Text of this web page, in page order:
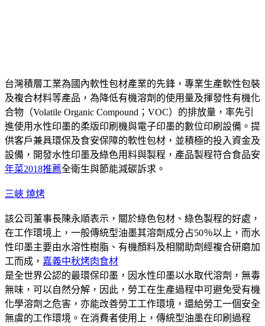
台灣積層工業為國內軟性包材產業的先鋒，專業生產軟性包裝
及複合材料等產品，為降低有機溶劑的使用量及揮發性有機化
合物（Volatile Organic Compound；VOC）的排放量，率先引
進使用水性印墨的柔版印刷機與電子印墨的數位印刷設備。提
供客戶兼具環保及食安保障的軟性包材，並積極的投入資金及
設備，開發水性印墨及綠色用料與製程，產品製程符合食品安
年菜2018推薦全衛生與節能減碳訴求。
三峽 燒烤
該公司董事長陳永順表示，關於綠色包材、綠色製程的好處，
在工作環境上，一般傳統型油墨其溶劑成分占50％以上，而水
性印墨主要由水溶性樹脂、有機顏料及相關助劑經複合研磨加
工而成， 嘉義中秋烤肉食材
是全世界公認的最環保印墨，因水性印墨以水取代溶劑，無毒
無味，可以自然分解，因此，勞工在生產過程中可避免受有機
化學溶劑之危害，亦能改善勞工工作環境，還給勞工一個安全
無虞的工作環境。在消費者使用上，傳統型油墨在印刷過程